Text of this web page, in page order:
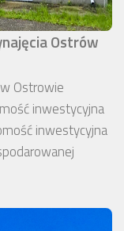
Ostrów
Ostrowie
inwestycyjna
inwestycyjna